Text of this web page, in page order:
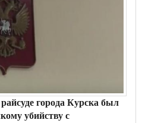
города Курска был
убийству с